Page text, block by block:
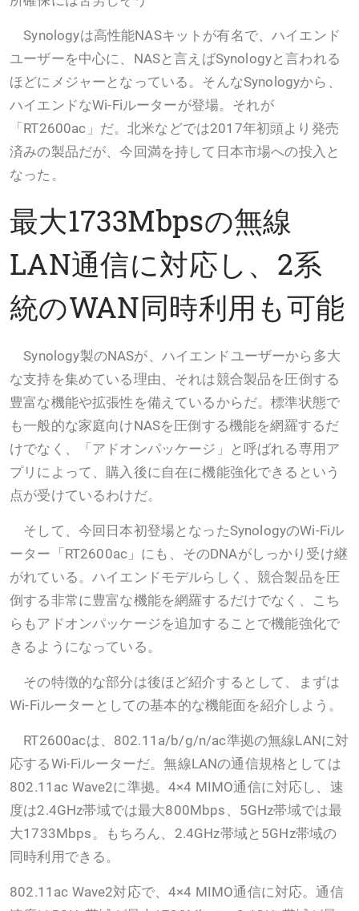
Synologyは高性能NASキットが有名で、ハイエンド
ユーザーを中心に、NASと言えばSynologyと言われる
ほどにメジャーとなっている。そんなSynologyから、
ハイエンドなWi-Fiルーターが登場。それが
「RT2600ac」だ。北米などでは2017年初頭より発売
済みの製品だが、今回満を持して日本市場への投入と
なった。
最大1733Mbpsの無線
LAN通信に対応し、2系
統のWAN同時利用も可能
Synology製のNASが、ハイエンドユーザーから多大
な支持を集めている理由、それは競合製品を圧倒する
豊富な機能や拡張性を備えているからだ。標準状態で
も一般的な家庭向けNASを圧倒する機能を網羅するだ
けでなく、「アドオンパッケージ」と呼ばれる専用ア
プリによって、購入後に自在に機能強化できるという
点が受けているわけだ。
そして、今回日本初登場となったSynologyのWi-Fiル
ーター「RT2600ac」にも、そのDNAがしっかり受け継
がれている。ハイエンドモデルらしく、競合製品を圧
倒する非常に豊富な機能を網羅するだけでなく、こち
らもアドオンパッケージを追加することで機能強化で
きるようになっている。
その特徴的な部分は後ほど紹介するとして、まずは
Wi-Fiルーターとしての基本的な機能面を紹介しよう。
RT2600acは、802.11a/b/g/n/ac準拠の無線LANに対
応するWi-Fiルーターだ。無線LANの通信規格としては
802.11ac Wave2に準拠。4×4 MIMO通信に対応し、速
度は2.4GHz帯域では最大800Mbps、5GHz帯域では最
大1733Mbps。もちろん、2.4GHz帯域と5GHz帯域の
同時利用できる。
802.11ac Wave2対応で、4×4 MIMO通信に対応。通信